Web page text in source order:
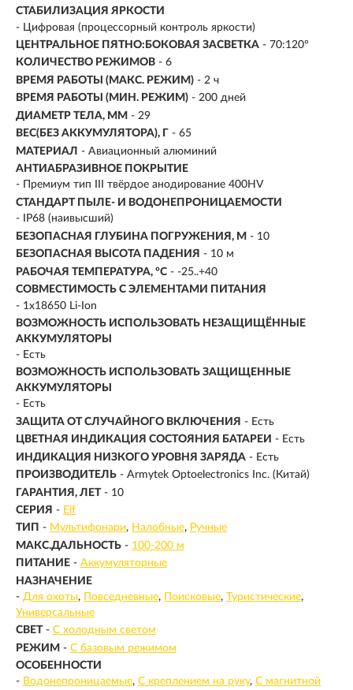
СТАБИЛИЗАЦИЯ ЯРКОСТИ
- Цифровая (процессорный контроль яркости)
ЦЕНТРАЛЬНОЕ ПЯТНО:БОКОВАЯ ЗАСВЕТКА - 70:120°
КОЛИЧЕСТВО РЕЖИМОВ - 6
ВРЕМЯ РАБОТЫ (МАКС. РЕЖИМ) - 2 ч
ВРЕМЯ РАБОТЫ (МИН. РЕЖИМ) - 200 дней
ДИАМЕТР ТЕЛА, ММ - 29
ВЕС(БЕЗ АККУМУЛЯТОРА), Г - 65
МАТЕРИАЛ - Авиационный алюминий
АНТИАБРАЗИВНОЕ ПОКРЫТИЕ
- Премиум тип III твёрдое анодирование 400HV
СТАНДАРТ ПЫЛЕ- И ВОДОНЕПРОНИЦАЕМОСТИ
- IP68 (наивысший)
БЕЗОПАСНАЯ ГЛУБИНА ПОГРУЖЕНИЯ, М - 10
БЕЗОПАСНАЯ ВЫСОТА ПАДЕНИЯ - 10 м
РАБОЧАЯ ТЕМПЕРАТУРА, °C - -25..+40
СОВМЕСТИМОСТЬ С ЭЛЕМЕНТАМИ ПИТАНИЯ
- 1x18650 Li-Ion
ВОЗМОЖНОСТЬ ИСПОЛЬЗОВАТЬ НЕЗАЩИЩЁННЫЕ
АККУМУЛЯТОРЫ
- Есть
ВОЗМОЖНОСТЬ ИСПОЛЬЗОВАТЬ ЗАЩИЩЕННЫЕ
АККУМУЛЯТОРЫ
- Есть
ЗАЩИТА ОТ СЛУЧАЙНОГО ВКЛЮЧЕНИЯ - Есть
ЦВЕТНАЯ ИНДИКАЦИЯ СОСТОЯНИЯ БАТАРЕИ - Есть
ИНДИКАЦИЯ НИЗКОГО УРОВНЯ ЗАРЯДА - Есть
ПРОИЗВОДИТЕЛЬ - Armytek Optoelectronics Inc. (Китай)
ГАРАНТИЯ, ЛЕТ - 10
СЕРИЯ - Elf
ТИП - Мультифонари Налобные
Ручные
МАКС.ДАЛЬНОСТЬ - 100-200 м
ПИТАНИЕ - Аккумуляторные
НАЗНАЧЕНИЕ
- Для охоты Повседневные Поисковые Туристические
Универсальные
СВЕТ - С холодным светом
РЕЖИМ - С базовым режимом
ОСОБЕННОСТИ
- Водонепроницаемые С креплением на руку С магнитной